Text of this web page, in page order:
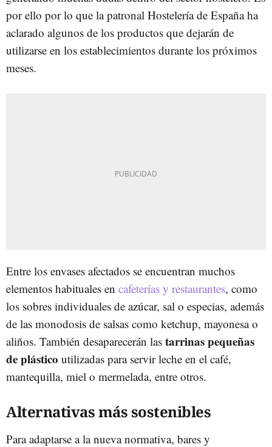
por ello por lo que la patronal Hostelería de España ha
aclarado algunos de los productos que dejarán de
utilizarse en los establecimientos durante los próximos
meses.
Entre los envases afectados se encuentran muchos
elementos habituales en cafeterías y restaurantes, como
los sobres individuales de azúcar, sal o especias, además
de las monodosis de salsas como ketchup, mayonesa o
aliños. También desaparecerán las tarrinas pequeñas
de plástico utilizadas para servir leche en el café,
mantequilla, miel o mermelada, entre otros.
Alternativas más sostenibles
Para adaptarse a la nueva normativa, bares y